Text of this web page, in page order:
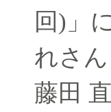
回)」
れさ
藤田